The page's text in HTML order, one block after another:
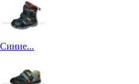
Синие...